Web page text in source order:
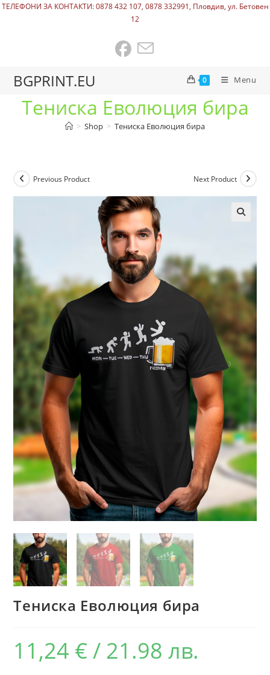
ТЕЛЕФОНИ ЗА КОНТАКТИ: 0878 432 107, 0878 332991, Пловдив, ул. Бетовен
12
BGPRINT.EU 0 Menu
Тениска Еволюция бира
> Shop > Тениска Еволюция бира
Previous Product Next Product
Тениска Еволюция бира
11,24 € / 21.98 лв.